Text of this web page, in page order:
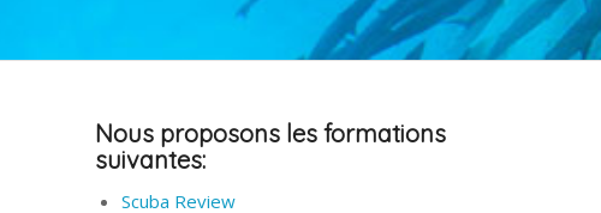
Nous proposons les formations
suivantes:
Scuba Review